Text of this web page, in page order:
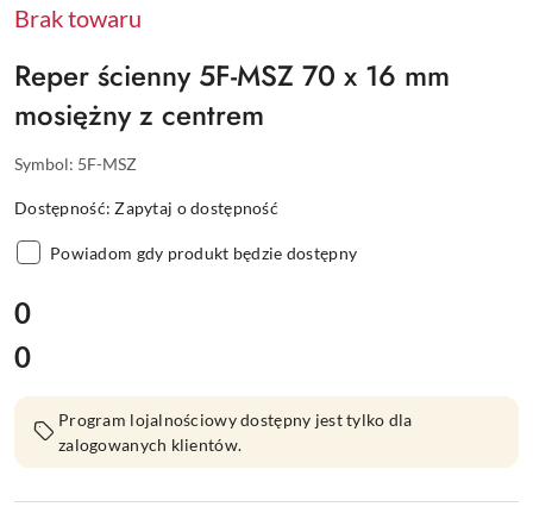
Brak towaru
Reper ścienny 5F-MSZ 70 x 16 mm
mosiężny z centrem
Symbol: 5F-MSZ
Dostępność:Zapytaj o dostępność
Powiadom gdy produkt będzie dostępny
cena:
0
Cena:
0
Program lojalnościowy dostępny jest tylko dla
zalogowanych klientów.